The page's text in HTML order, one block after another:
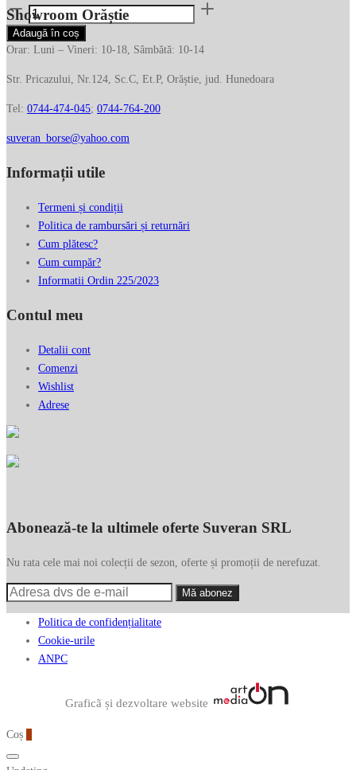
Cantitate
Geanta
tip
Braccialini
piele
naturala
BR12
Adaugă în coș
Showroom Orăștie
Orar: Luni – Vineri: 10-18, Sâmbătă: 10-14
Str. Pricazului, Nr.124, Sc.C, Et.P, Orăștie, jud. Hunedoara
Tel: 0744-474-045; 0744-764-200
suveran_borse@yahoo.com
Informații utile
Termeni și condiții
Politica de rambursări și returnări
Cum plătesc?
Cum cumpăr?
Informatii Ordin 225/2023
Contul meu
Detalii cont
Comenzi
Wishlist
Adrese
Abonează-te la ultimele oferte Suveran SRL
Nu rata cele mai noi colecții de sezon, oferte și promoții de nerefuzat.
Politica de confidențialitate
Cookie-urile
ANPC
Graficã și dezvoltare website
Coș